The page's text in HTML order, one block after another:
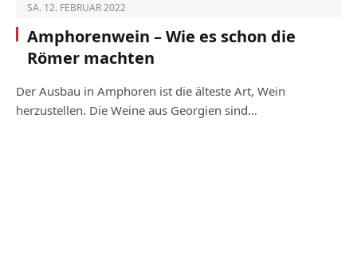
SA. 12. FEBRUAR 2022
Amphorenwein – Wie es schon die
Römer machten
Der Ausbau in Amphoren ist die älteste Art, Wein
herzustellen. Die Weine aus Georgien sind…